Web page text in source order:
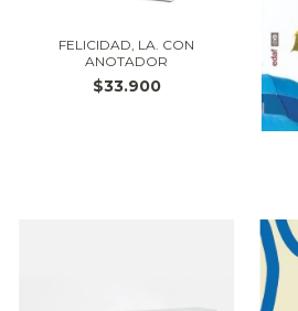
FELICIDAD, LA. CON
ANOTADOR
$33.900